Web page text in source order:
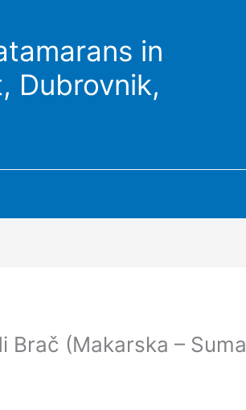
in
Dubrovnik,
Brač (Makarska –